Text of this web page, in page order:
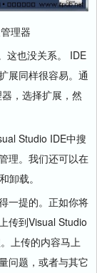
理器
也没关系。 IDE
展同样很容易。通
，选择扩展，然
Studio IDE中搜
理。我们还可以在
卸载。
一提的。正如你将
传到Visual Studio
上传的内容马上
问题，或者与其它